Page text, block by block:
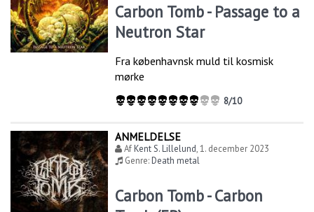
Carbon Tomb - Passage to a
Neutron Star
Fra københavnsk muld til kosmisk
mørke
8/10
ANMELDELSE
AfKent S. Lillelund,1. december 2023
Genre:Death metal
Carbon Tomb - Carbon